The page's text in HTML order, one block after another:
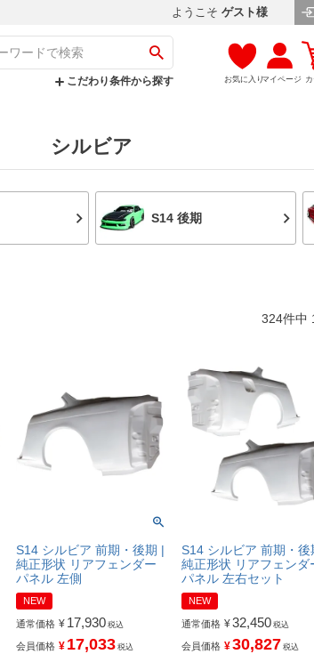
ようこそ ゲスト様
こだわり条件から探す お気に入りマイページ
シルビア
S14 後期
324件中
S14 シルビア 前期・後期 |
純正形状 リアフェンダー
パネル 左側
NEW
通常価格 ¥ 17,930 税込
会員価格 ¥ 17,033 税込
S14 シルビア 前期・後
純正形状 リアフェンダ
パネル 左右セット
NEW
通常価格 ¥32,450 税込
会員価格 ¥30,827 税込